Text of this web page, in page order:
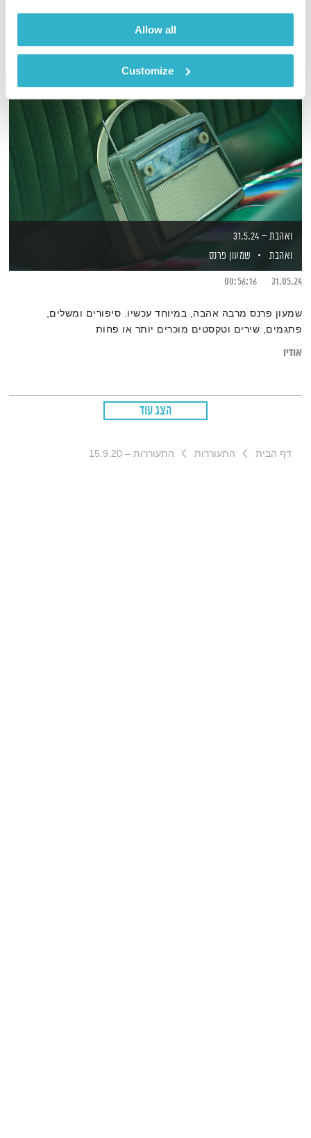
Allow all
Customize
ואהבת – 31.5.24
ואהבת
שמעון פרנס
31.05.24
00:56:16
שמעון פרנס מרבה אהבה, במיוחד עכשיו. סיפורים ומשלים,
פתגמים, שירים וטקסטים מוכרים יותר או פחות
אודיו
הצג עוד
דף הבית התעוררות התעוררות – 15.9.20